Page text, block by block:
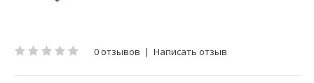
0 отзывов | Написать отзыв